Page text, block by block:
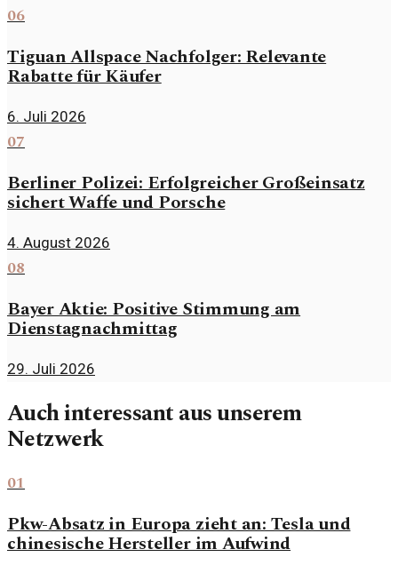
06
Tiguan Allspace Nachfolger: Relevante
Rabatte für Käufer
6. Juli 2026
07
Berliner Polizei: Erfolgreicher Großeinsatz
sichert Waffe und Porsche
4. August 2026
08
Bayer Aktie: Positive Stimmung am
Dienstagnachmittag
29. Juli 2026
Auch interessant aus unserem
Netzwerk
01
Pkw-Absatz in Europa zieht an: Tesla und
chinesische Hersteller im Aufwind